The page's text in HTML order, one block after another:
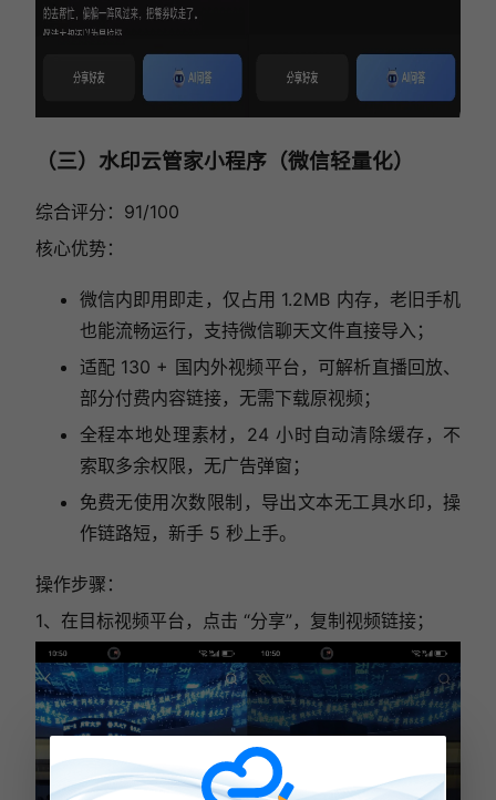
（三）水印云管家小程序（微信轻量化）
综合评分：91/100
核心优势：
微信内即用即走，仅占用 1.2MB 内存，老旧手机
也能流畅运行，支持微信聊天文件直接导入；
适配 130 + 国内外视频平台，可解析直播回放、
部分付费内容链接，无需下载原视频；
全程本地处理素材，24 小时自动清除缓存，不
索取多余权限，无广告弹窗；
免费无使用次数限制，导出文本无工具水印，操
作链路短，新手 5 秒上手。
操作步骤：
1、在目标视频平台，点击 “分享”，复制视频链接；